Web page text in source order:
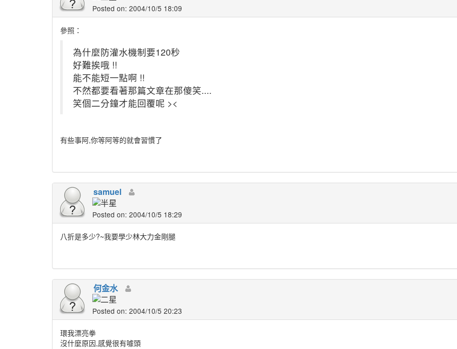
Posted on: 2004/10/5 18:09
參照：
為什麼防灌水機制要120秒
好難挨哦 !!
能不能短一點啊 !!
不然都要看著那篇文章在那傻笑....
笑個二分鐘才能回覆呢 ><
有些事阿,你等阿等的就會習慣了
samuel
Posted on: 2004/10/5 18:29
八折是多少?~我要學少林大力金剛腿
何金水
Posted on: 2004/10/5 20:23
環我漂亮拳
沒什麼原因,感覺很有噱頭